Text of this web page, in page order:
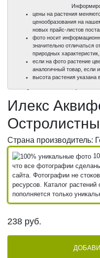
100%
цены на растения
ценообразования на
новых прайс-листов
фото носит
значительно отличаться
природных
если на фото растение
аналогичный товар, если
высота растения
Илекс
Страна производитель:
что все фотографии
сайта. Фотографии не
ресурсов. Каталог
пополняется только
238 руб.